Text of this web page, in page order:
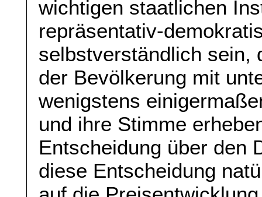
wichtigen staatlichen
repräsentativ-
selbstverständlich sein,
der Bevölkerung mit
wenigstens
und ihre Stimme
Entscheidung über den
diese Entscheidung